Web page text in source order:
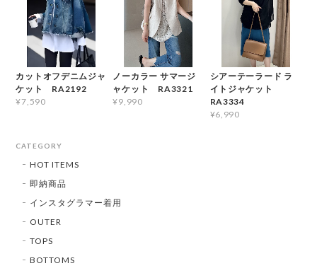
カットオフデニムジャ
ケット RA2192
¥7,590
ノーカラー サマージ
ャケット RA3321
¥9,990
シアーテーラード ラ
イトジャケット
RA3334
¥6,990
CATEGORY
HOT ITEMS
即納商品
インスタグラマー着用
OUTER
TOPS
BOTTOMS